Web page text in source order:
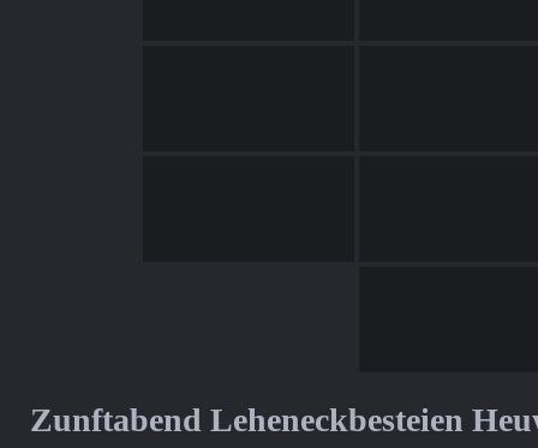
Zunftabend Leheneckbesteien